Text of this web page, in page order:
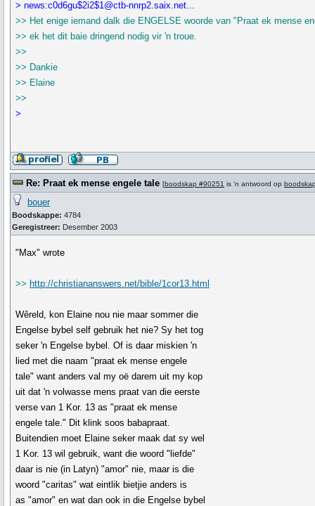
> news:c0d6gu$2i2$1@ctb-nnrp2.saix.net...
>> Het enige iemand dalk die ENGELSE woorde van "Praat ek mense
>> ek het dit baie dringend nodig vir 'n troue.
>>
>> Dankie
>> Elaine
>>
>
Re: Praat ek mense engele tale [boodskap #90251 is 'n antwoord op
bouer
Boodskappe: 4784
Geregistreer: Desember 2003
"Max" wrote
>> http://christiananswers.net/bible/1cor13.html
Wêreld, kon Elaine nou nie maar sommer die
Engelse bybel self gebruik het nie? Sy het tog
seker 'n Engelse bybel. Of is daar miskien 'n
lied met die naam "praat ek mense engele
tale" want anders val my oë darem uit my kop
uit dat 'n volwasse mens praat van die eerste
verse van 1 Kor. 13 as "praat ek mense
engele tale." Dit klink soos babapraat.
Buitendien moet Elaine seker maak dat sy wel
1 Kor. 13 wil gebruik, want die woord "liefde"
daar is nie (in Latyn) "amor" nie, maar is die
woord "caritas" wat eintlik bietjie anders is
as "amor" en wat dan ook in die Engelse bybel